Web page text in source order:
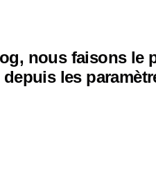
nous faisons le
les